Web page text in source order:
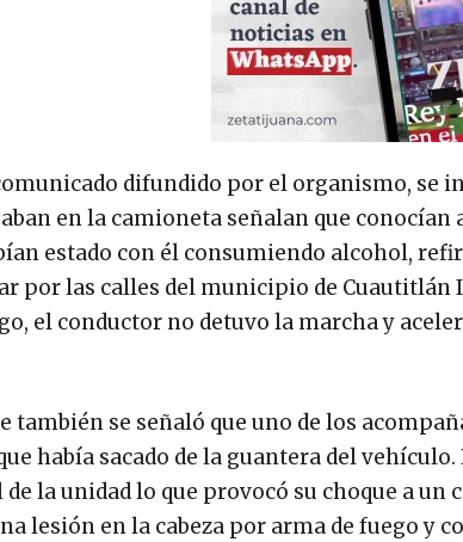
difundido por el organismo, se
en la camioneta señalan que conocían
estado con él consumiendo alcohol,
por las calles del municipio de
el conductor no detuvo la marcha y
también se señaló que uno de los
había sacado de la guantera del
la unidad lo que provocó su choque a un
lesión en la cabeza por arma de fuego y